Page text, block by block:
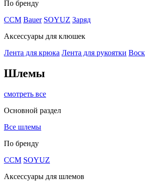
По бренду
CCM Bauer SOYUZ Заряд
Аксессуары для клюшек
Лента для крюка Лента для рукоятки Воск
Шлемы
смотреть все
Основной раздел
Все шлемы
По бренду
CCM SOYUZ
Аксессуары для шлемов